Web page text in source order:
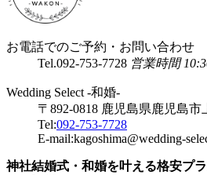
お電話でのご予約・お問い合わせ
Tel.092-753-7728 営業時間
Wedding Select -和婚-
〒892-0818 鹿児島県鹿児島市
Tel:092-753-7728
E-mail:kagoshima@wedding-
神社結婚式・和婚を叶える格安プ